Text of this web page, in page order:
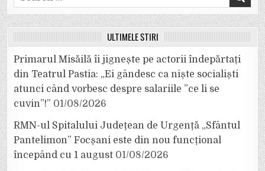
for:
ULTIMELE ȘTIRI
Primarul Misăilă îi jignește pe actorii îndepărtați
din Teatrul Pastia: „Ei gândesc ca niște socialiști
atunci când vorbesc despre salariile ”ce li se
cuvin”!” 01/08/2026
RMN-ul Spitalului Județean de Urgență „Sfântul
Pantelimon” Focșani este din nou funcțional
începând cu 1 august 01/08/2026